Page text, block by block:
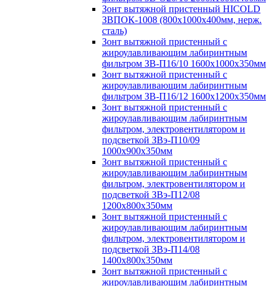
Зонт вытяжной пристенный HICOLD
ЗВПОК-1008 (800х1000х400мм, нерж.
сталь)
Зонт вытяжной пристенный с
жироулавливающим лабиринтным
фильтром ЗВ-П16/10 1600х1000х350мм
Зонт вытяжной пристенный с
жироулавливающим лабиринтным
фильтром ЗВ-П16/12 1600х1200х350мм
Зонт вытяжной пристенный с
жироулавливающим лабиринтным
фильтром, электровентилятором и
подсветкой ЗВэ-П10/09
1000х900х350мм
Зонт вытяжной пристенный с
жироулавливающим лабиринтным
фильтром, электровентилятором и
подсветкой ЗВэ-П12/08
1200х800х350мм
Зонт вытяжной пристенный с
жироулавливающим лабиринтным
фильтром, электровентилятором и
подсветкой ЗВэ-П14/08
1400х800х350мм
Зонт вытяжной пристенный с
жироулавливающим лабиринтным